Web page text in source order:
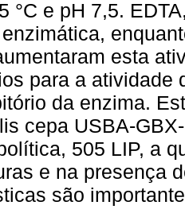
°C e pH 7,5.
esta
para a atividade
da enzima.
cepa USBA-
505 LIP, a
e na presença
são